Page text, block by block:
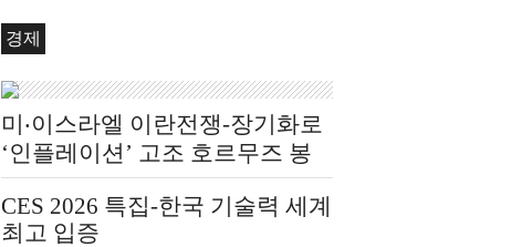
경제
미‧이스라엘 이란전쟁-장기화로
‘인플레이션’ 고조 호르무즈 봉
쇄 ‘에너지 발 복합 쇼크’
CES 2026 특집-한국 기술력 세계
최고 입증